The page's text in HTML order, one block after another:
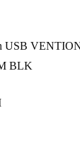
USB
BLK